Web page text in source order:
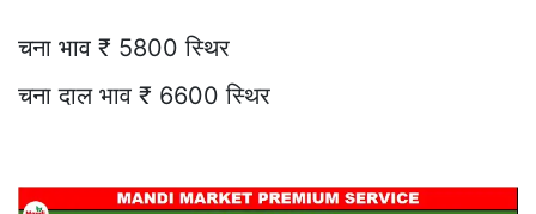
चना भाव ₹ 5800 स्थिर
चना दाल भाव ₹ 6600 स्थिर